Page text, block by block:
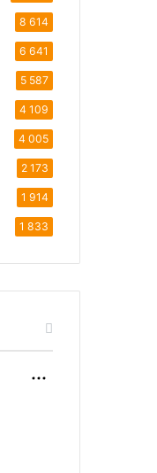
8 614
6 641
5 587
4 109
4 005
2 173
1 914
1 833